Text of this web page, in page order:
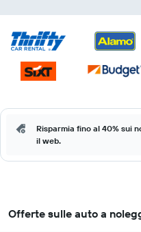
Risparmia fino al 40% sui
il web.
Offerte sulle auto a